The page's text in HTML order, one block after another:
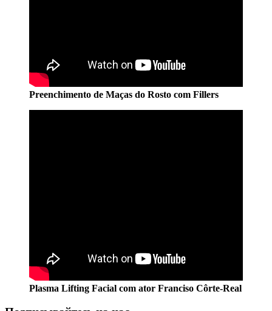
Preenchimento de Maças do Rosto com Fillers
Plasma Lifting Facial com ator Franciso Côrte-Real